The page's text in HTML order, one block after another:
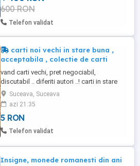
600 RON
Telefon validat
carti noi vechi in stare buna ,
acceptabila , colectie de carti
vand carti vechi, pret negociabil,
discutabil .. diferiti autori ..! carti in stare
buna.Suceava, Suceava
azi 21:35
5 RON
Telefon validat
Insigne, monede romanesti din ani